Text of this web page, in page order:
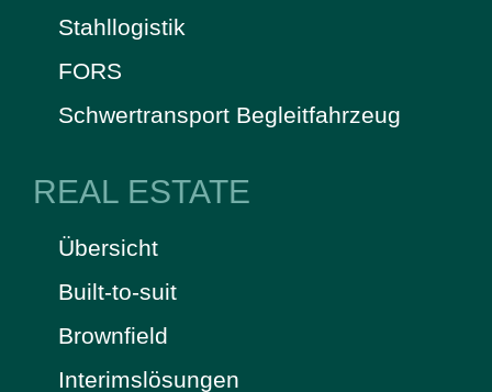
Stahllogistik
FORS
Schwertransport Begleitfahrzeug
REAL ESTATE
Übersicht
Built-to-suit
Brownfield
Interimslösungen